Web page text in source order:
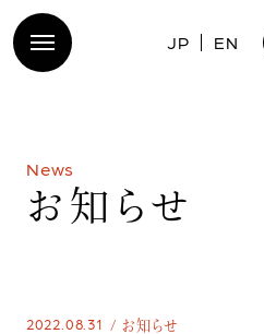
JP EN
News
お 知 ら せ
2022.08.31 お知らせ